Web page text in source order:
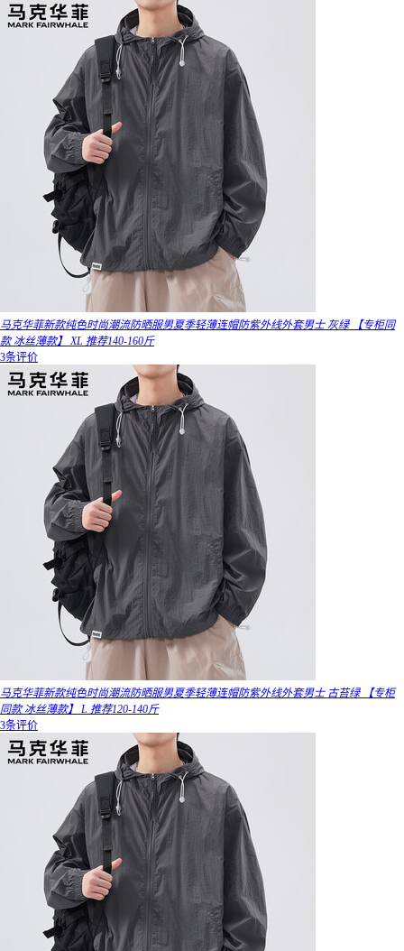
马克华菲新款纯色时尚潮流防晒服男夏季轻薄连帽防紫外线外套男士 灰绿 【专柜同
款 冰丝薄款】 XL 推荐140-160斤
3条评价
马克华菲新款纯色时尚潮流防晒服男夏季轻薄连帽防紫外线外套男士 古苔绿 【专柜
同款 冰丝薄款】 L 推荐120-140斤
3条评价